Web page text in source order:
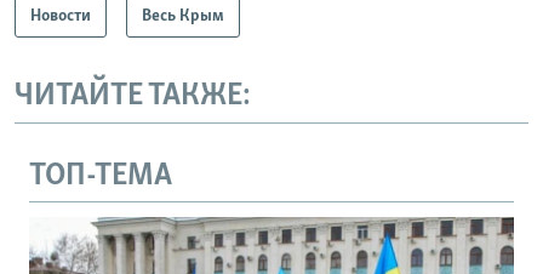
Новости Весь Крым
ЧИТАЙТЕ ТАКЖЕ:
ТОП-ТЕМА